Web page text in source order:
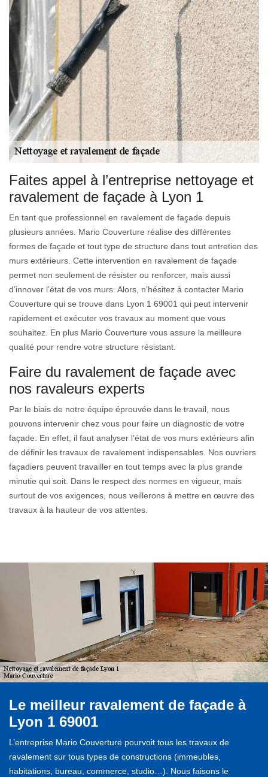
Faites appel à l’entreprise nettoyage et
ravalement de façade à Lyon 1
En tant que professionnel en ravalement de façade depuis
plusieurs années. Mario Couverture réalise des différentes
formes de façade et tout type de structure dans tout entretien des
murs extérieurs. Cette intervention en ravalement de façade
permet non seulement de résister ou renforcer, mais aussi
d’innover l’état de vos murs. Alors, n’hésitez à contacter Mario
Couverture qui se trouve dans Lyon 1 69001 qui peut intervenir
rapidement et exécuter vos travaux au moment que vous
souhaitez. En plus Mario Couverture vous assure la meilleure
qualité pour rendre votre structure résistant.
Faire du ravalement de façade avec
nos ravaleurs experts
Par le biais de notre équipe éprouvée dans le travail, nous
pouvons intervenir chez vous pour faire un diagnostic de votre
façade. En effet, il faut analyser l’état de vos murs extérieurs afin
de définir les travaux de ravalement indispensables. Nos ouvriers
façadiers peuvent travailler en tout temps avec la plus grande
minutie qui soit. Dans le respect des normes en vigueur, mais
surtout de vos exigences, nous veillerons à mettre en œuvre des
travaux à la hauteur de vos attentes.
Le meilleur ravalement de façade à
Lyon 1 69001
L’entreprise Mario Couverture pourvoit tous les travaux de
ravalement sur tous types de constructions (immeubles,
habitations, bureau, commerce, studio…). Nous faisons le